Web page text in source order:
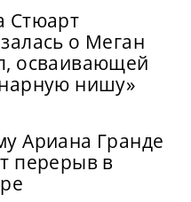
Стюарт
о Меган
осваивающей
нишу»
Ариана Гранде
перерыв в